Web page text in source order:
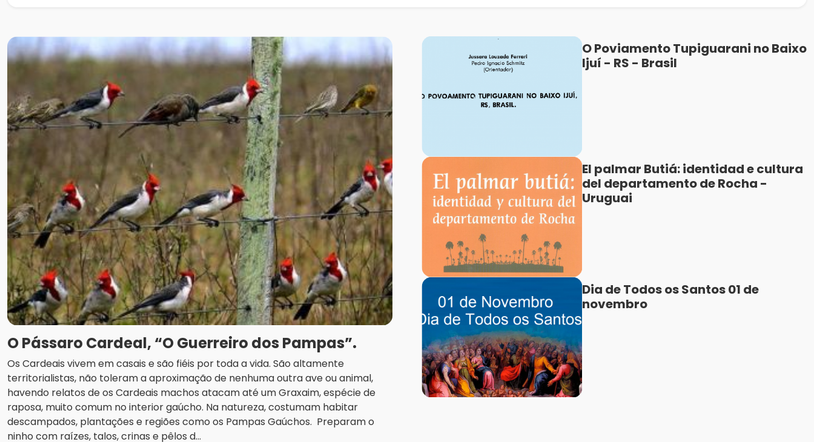
O Pássaro Cardeal, “O Guerreiro dos Pampas”.
Os Cardeais vivem em casais e são fiéis por toda a vida. São altamente
territorialistas, não toleram a aproximação de nenhuma outra ave ou animal,
havendo relatos de os Cardeais machos atacam até um Graxaim, espécie de
raposa, muito comum no interior gaúcho. Na natureza, costumam habitar
descampados, plantações e regiões como os Pampas Gaúchos. Preparam o
ninho com raízes, talos, crinas e pêlos d...
O Poviamento Tupiguarani no Baixo
Ijuí - RS - Brasil
El palmar Butiá: identidad e cultura
del departamento de Rocha -
Uruguai
Dia de Todos os Santos 01 de
novembro